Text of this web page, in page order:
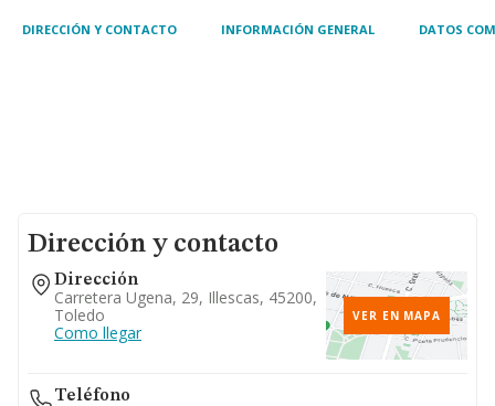
DIRECCIÓN Y CONTACTO INFORMACIÓN GENERAL DATOS
Dirección y contacto
Dirección
Carretera Ugena, 29, Illescas, 45200,
Toledo
Como llegar
VER EN MAPA
Teléfono